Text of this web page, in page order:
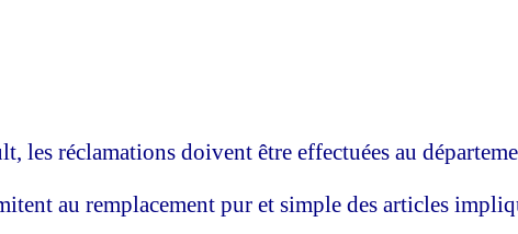
réclamations doivent être effectuées au
au remplacement pur et simple des articles